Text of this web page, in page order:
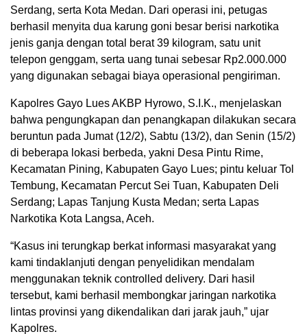
Serdang, serta Kota Medan. Dari operasi ini, petugas
berhasil menyita dua karung goni besar berisi narkotika
jenis ganja dengan total berat 39 kilogram, satu unit
telepon genggam, serta uang tunai sebesar Rp2.000.000
yang digunakan sebagai biaya operasional pengiriman.
Kapolres Gayo Lues AKBP Hyrowo, S.I.K., menjelaskan
bahwa pengungkapan dan penangkapan dilakukan secara
beruntun pada Jumat (12/2), Sabtu (13/2), dan Senin (15/2)
di beberapa lokasi berbeda, yakni Desa Pintu Rime,
Kecamatan Pining, Kabupaten Gayo Lues; pintu keluar Tol
Tembung, Kecamatan Percut Sei Tuan, Kabupaten Deli
Serdang; Lapas Tanjung Kusta Medan; serta Lapas
Narkotika Kota Langsa, Aceh.
“Kasus ini terungkap berkat informasi masyarakat yang
kami tindaklanjuti dengan penyelidikan mendalam
menggunakan teknik controlled delivery. Dari hasil
tersebut, kami berhasil membongkar jaringan narkotika
lintas provinsi yang dikendalikan dari jarak jauh,” ujar
Kapolres.